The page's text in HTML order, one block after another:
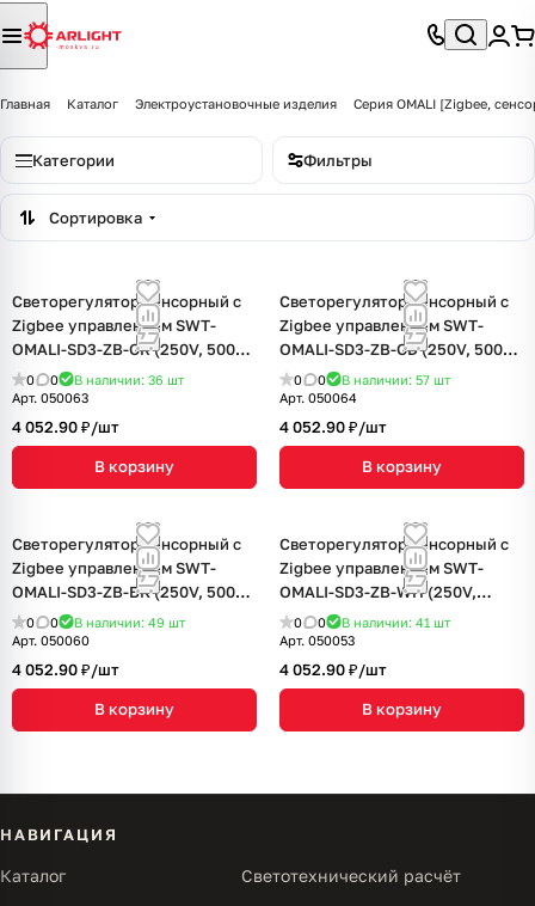
Главная Каталог Электроустановочные изделия Серия OMALI [Zigbee,
Категории Фильтры
Сортировка
Светорегулятор сенсорный с
Zigbee управлением SWT-
OMALI-SD3-ZB-GR (250V, 500W)
(Arlight, Стекло)
0 0 В наличии: 36 шт
Арт. 050063
4 052.90 ₽/шт
В корзину
Светорегулятор сенсорный с
Zigbee управлением SWT-
OMALI-SD3-ZB-GD (250V, 500W)
(Arlight, Стекло)
0 0 В наличии: 57 шт
Арт. 050064
4 052.90 ₽/шт
В корзину
Светорегулятор сенсорный с
Zigbee управлением SWT-
OMALI-SD3-ZB-BK (250V, 500W)
(Arlight, Стекло)
0 0 В наличии: 49 шт
Арт. 050060
4 052.90 ₽/шт
В корзину
Светорегулятор сенсорный с
Zigbee управлением SWT-
OMALI-SD3-ZB-WH (250V,
500W) (Arlight, Стекло)
0 0 В наличии: 41 шт
Арт. 050053
4 052.90 ₽/шт
В корзину
НАВИГАЦИЯ
Каталог Светотехнический расчёт